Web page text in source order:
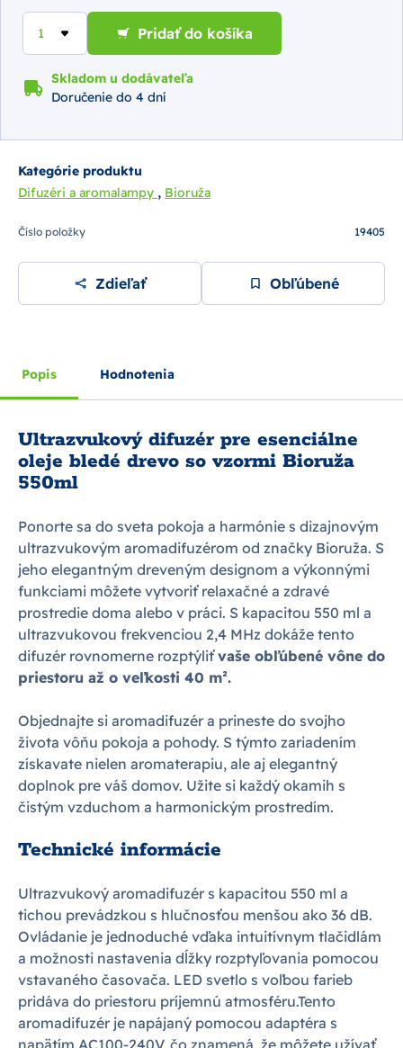
Pridať do košíka
Skladom u dodávateľa
Doručenie do 4 dní
Kategórie produktu
Difuzéri a aromalampy , Bioruža
Číslo položky 19405
Zdieľať Obľúbené
Popis Hodnotenia
Ultrazvukový difuzér pre esenciálne
oleje bledé drevo so vzormi Bioruža
550ml
Ponorte sa do sveta pokoja a harmónie s dizajnovým
ultrazvukovým aromadifuzérom od značky Bioruža. S
jeho elegantným dreveným designom a výkonnými
funkciami môžete vytvoriť relaxačné a zdravé
prostredie doma alebo v práci. S kapacitou 550 ml a
ultrazvukovou frekvenciou 2,4 MHz dokáže tento
difuzér rovnomerne rozptýliťvaše obľúbené vône do
priestoru až o veľkosti 40 m².
Objednajte si aromadifuzér a prineste do svojho
života vôňu pokoja a pohody. S týmto zariadením
získavate nielen aromaterapiu, ale aj elegantný
doplnok pre váš domov. Užite si každý okamih s
čistým vzduchom a harmonickým prostredím.
Technické informácie
Ultrazvukový aromadifuzér s kapacitou 550 ml a
tichou prevádzkou s hlučnosťou menšou ako 36 dB.
Ovládanie je jednoduché vďaka intuitívnym tlačidlám
a možnosti nastavenia dĺžky rozptyľovania pomocou
vstavaného časovača. LED svetlo s voľbou farieb
pridáva do priestoru príjemnú atmosféru.Tento
aromadifuzér je napájaný pomocou adaptéra s
napätím AC100-240V, čo znamená, že môžete užívať